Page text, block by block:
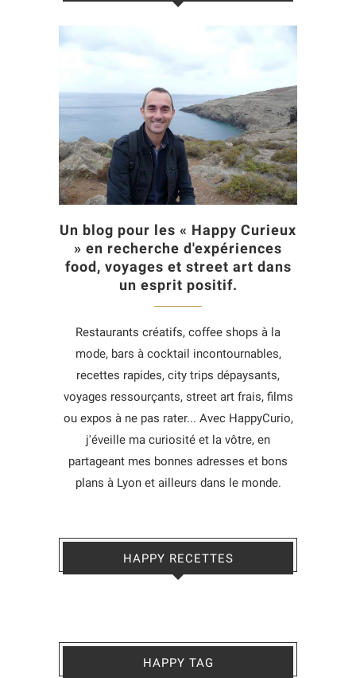
Un blog pour les « Happy Curieux
» en recherche d'expériences
food, voyages et street art dans
un esprit positif.
Restaurants créatifs, coffee shops à la
mode, bars à cocktail incontournables,
recettes rapides, city trips dépaysants,
voyages ressourçants, street art frais, films
ou expos à ne pas rater... Avec HappyCurio,
j'éveille ma curiosité et la vôtre, en
partageant mes bonnes adresses et bons
plans à Lyon et ailleurs dans le monde.
HAPPY RECETTES
HAPPY TAG